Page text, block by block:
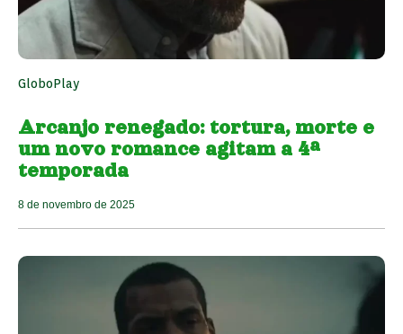
GloboPlay
Arcanjo renegado: tortura, morte e
um novo romance agitam a 4ª
temporada
8 de novembro de 2025